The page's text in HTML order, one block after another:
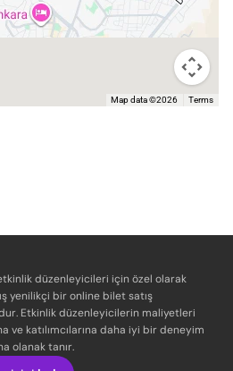
Map data ©2026 Terms
düzenleyicileri için özel olarak
yenilikçi bir online bilet satış
Etkinlik düzenleyicilerin maliyetleri
ve katılımcılarına daha iyi bir deneyim
olanak tanır.